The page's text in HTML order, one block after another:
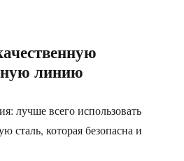
линию
лучше всего использовать
которая безопасна и